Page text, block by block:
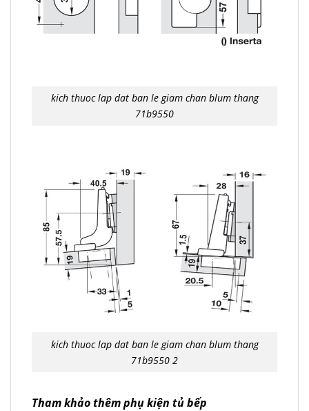
kich thuoc lap dat ban le giam chan blum thang
71b9550
kich thuoc lap dat ban le giam chan blum thang
71b9550 2
Tham khảo thêm phụ kiện tủ bếp